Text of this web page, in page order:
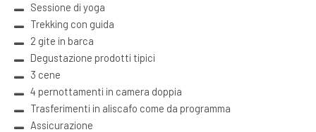
Sessione di yoga
Trekking con guida
2 gite in barca
Degustazione prodotti tipici
3 cene
4 pernottamenti in camera doppia
Trasferimenti in aliscafo come da programma
Assicurazione